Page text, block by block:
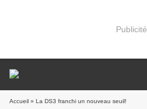
Publicité
Accueil » La DS3 franchi un nouveau seuil!